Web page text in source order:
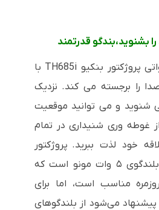
بشنوید،بندگو قدرتمند
بلندگوی داخلی 5 واتی پروژکتور بنکیو TH685i با
را برجسته می کند. نزدیک
شنوید و می توانید موقعیت
غوطه وری شنیداری در تمام
خود لذت ببرید. پروژکتور
TH685i دارای یک بلندگوی ۵ وات مونو است که
مناسب است، اما برای
پیشنهاد می‌شود از بلندگوهای